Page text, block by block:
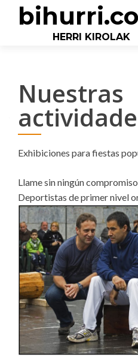
HERRI KIROLAK
Nuestras
Exhibiciones para fiestas
Llame sin ningún
Deportistas de primer nivel